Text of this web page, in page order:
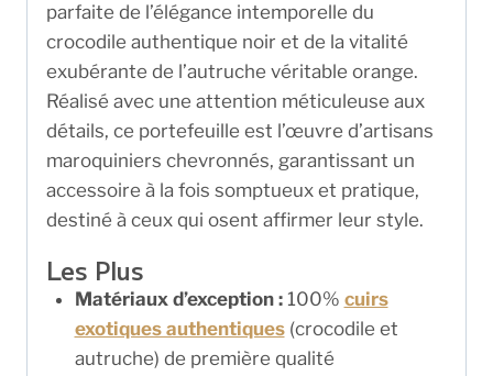
parfaite de l’élégance intemporelle du
crocodile authentique noir et de la vitalité
exubérante de l’autruche véritable orange.
Réalisé avec une attention méticuleuse aux
détails, ce portefeuille est l’œuvre d’artisans
maroquiniers chevronnés, garantissant un
accessoire à la fois somptueux et pratique,
destiné à ceux qui osent affirmer leur style.
Les Plus
Matériaux d’exception :100% cuirs
exotiques authentiques(crocodile et
autruche) de première qualité